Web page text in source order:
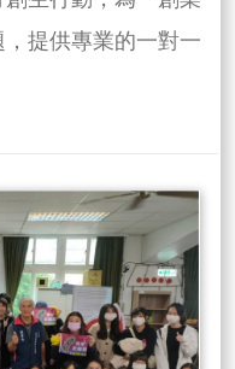
提供專業的一對一